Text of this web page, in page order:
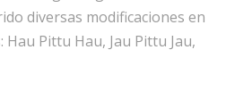
diversas modificaciones en
Pittu Hau, Jau Pittu Jau,